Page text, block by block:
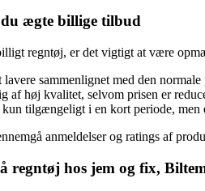
du ægte billige tilbud
regntøj, er det vigtigt at være
lavere sammenlignet med den normale
af høj kvalitet, selvom prisen er
tilgængeligt i en kort periode,
anmeldelser og ratings af
regntøj hos jem og fix,